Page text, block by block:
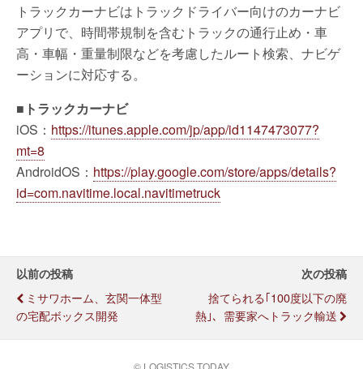
トラックカーナビはトラックドライバー向けのカーナビ
アプリで、時間帯規制を含むトラックの通行止め・車
高・車幅・重量制限などを考慮したルート検索、ナビゲ
ーションに対応する。
■トラックカーナビ
iOS： https://itunes.apple.com/jp/app/id1147473077?
mt=8
AndroidOS： https://play.google.com/store/apps/details?
id=com.navitime.local.navitimetruck
以前の投稿
ミサワホーム、玄関一体型
の宅配ボックス開発
次の投稿
捨てられる｢100度以下の廃
熱｣、需要家へトラック輸送
© LOGISTICS TODAY